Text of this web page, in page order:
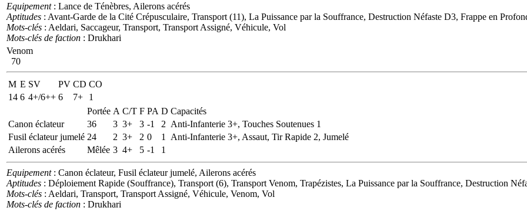
Equipement: Lance de Ténèbres, Ailerons acérés
Aptitudes : Avant-Garde de la Cité Crépusculaire, Transport (11), La Puissance par la Souffrance, Destruction Néfaste D3, Frappe en
Mots-clés : Aeldari, Saccageur, Transport, Transport Assigné, Véhicule, Vol
Mots-clés de faction : Drukhari
Venom
70
M E SV PV CD CO
14 6 4+/6++ 6 7+
1
Portée A C/T F PA D Capacités
Canon éclateur
36 3 3+ 3 -1 2 Anti-Infanterie 3+, Touches Soutenues 1
Fusil éclateur jumelé 24 2 3+ 2 0 1
Anti-Infanterie 3+, Assaut, Tir Rapide 2, Jumelé
Ailerons acérés
Mêlée 3 4+ 5 -1 1
Equipement: Canon éclateur, Fusil éclateur jumelé, Ailerons acérés
Aptitudes : Déploiement Rapide (Souffrance), Transport (6), Transport Venom, Trapézistes, La Puissance par la Souffrance, Destruction
Mots-clés : Aeldari, Transport, Transport Assigné, Véhicule, Venom, Vol
Mots-clés de faction : Drukhari